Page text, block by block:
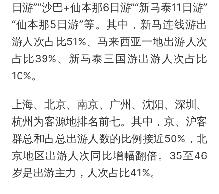
日游”“沙巴+仙本那6日游”“新马泰11日游”
“仙本那5日游”等。其中，新马连线游出
游人次占比51%、马来西亚一地出游人次
占比39%、新马泰三国游出游人次占比
10%。
上海、北京、南京、广州、沈阳、深圳、
杭州为客源地排名前七。其中，京、沪客
群总和占总出游人数的比例接近50%，北
京地区出游人次同比增幅翻倍。35至46
岁是出游主力，人次占比41%。